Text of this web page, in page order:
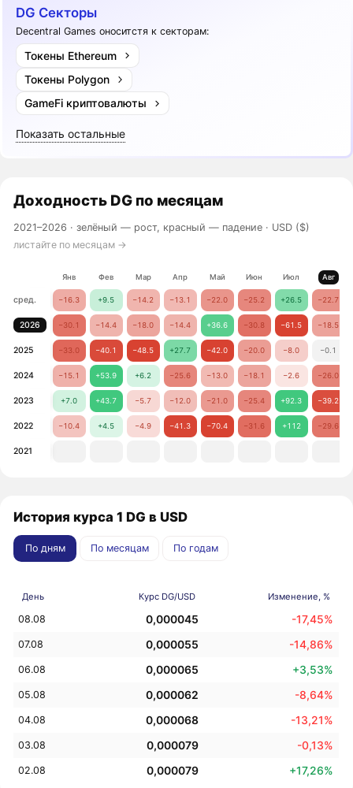
DG Секторы
Decentral Games оноситстя к секторам:
Токены Ethereum
Токены Polygon
GameFi криптовалюты
Показать остальные
Доходность DG по месяцам
2021–2026 ·зелёный — рост, красный — падение · USD ($)
листайте по месяцам →
Янв Фев Мар Апр Май Июн Июл Авг
сред. −16.3 +9.5 −14.2 −13.1 −22.0 −25.2 +26.5 −22.7
2026 −30.1 −14.4 −18.0 −14.4 +36.6 −30.8 −61.5 −18.5
2025 −33.0 −40.1 −48.5 +27.7 −42.0 −20.0 −8.0 −0.1
2024 −15.1 +53.9 +6.2 −25.6 −13.0 −18.1 −2.6 −26.0
2023 +7.0 +43.7 −5.7 −12.0 −21.0 −25.4 +92.3 −39.2
2022 −10.4 +4.5 −4.9 −41.3 −70.4 −31.6 +112 −29.6
2021
История курса 1 DG в USD
По дням По месяцам По годам
День Курс DG/USD Изменение, %
08.08 0,000045 -17,45%
07.08 0,000055 -14,86%
06.08 0,000065 +3,53%
05.08 0,000062 -8,64%
04.08 0,000068 -13,21%
03.08 0,000079 -0,13%
02.08 0,000079 +17,26%